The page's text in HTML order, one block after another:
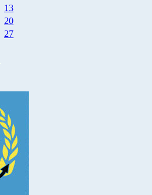
13
20
27